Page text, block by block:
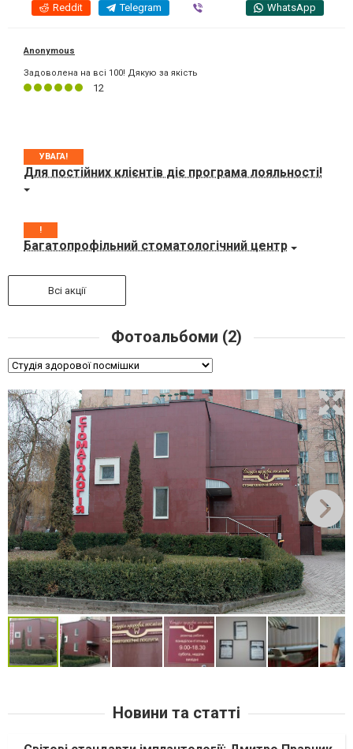
Reddit Telegram WhatsApp
Anonymous
Задоволена на всі 100! Дякую за якість
12
УВАГА!
Для постійних клієнтів діє програма лояльності!
!
Багатопрофільний стоматологічний центр
Всі акції
Фотоальбоми (2)
Новини та статті